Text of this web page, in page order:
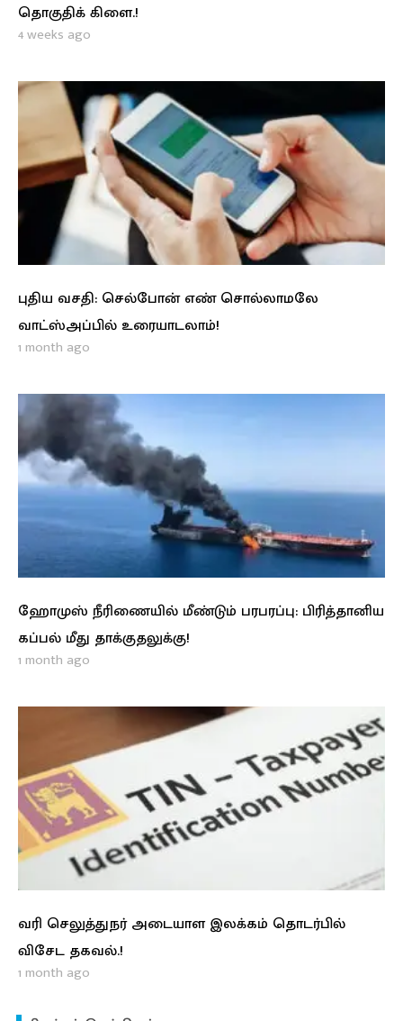
தொகுதிக் கிளை.!
4 weeks ago
புதிய வசதி: செல்போன் எண் சொல்லாமலே
வாட்ஸ்அப்பில் உரையாடலாம்!
1 month ago
ஹோமுஸ் நீரிணையில் மீண்டும் பரபரப்பு: பிரித்தானிய
கப்பல் மீது தாக்குதலுக்கு!
1 month ago
வரி செலுத்துநர் அடையாள இலக்கம் தொடர்பில்
விசேட தகவல்.!
1 month ago